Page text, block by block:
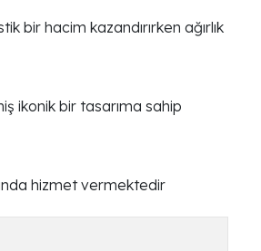
hacim kazandırırken ağırlık
ikonik bir tasarıma sahip
hizmet vermektedir